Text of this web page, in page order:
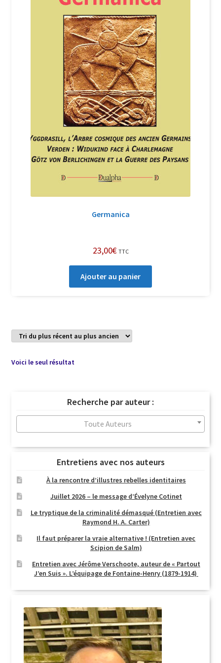
Login Customizer
Nous Contacter
Politique de confidentialité et cookies
Qui sommes-nous ?
Soutien à Philippe Randa
Suivi de la Commande
Germanica
23,00€ TTC
Ajouter au panier
Voici le seul résultat
Recherche par auteur :
Toute Auteurs
Entretiens avec nos auteurs
À la rencontre d’illustres rebelles identitaires
Juillet 2026 – le message d’Évelyne Cotinet
Le tryptique de la criminalité démasqué (Entretien avec
Raymond H. A. Carter)
Il faut préparer la vraie alternative ! (Entretien avec
Scipion de Salm)
Entretien avec Jérôme Verschoote, auteur de « Partout
J’en Suis ». L’équipage de Fontaine-Henry (1879-1914)